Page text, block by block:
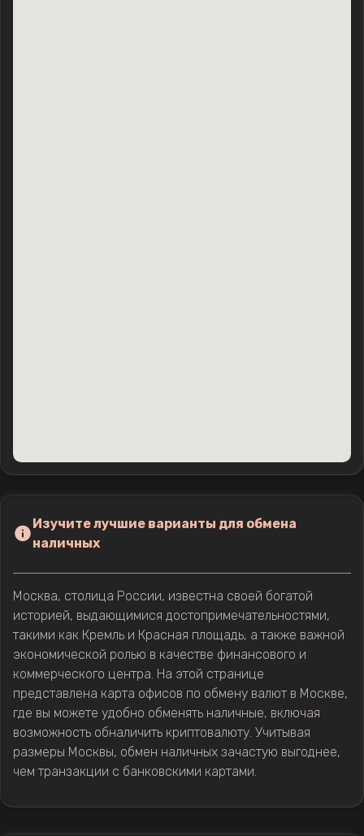
Изучите лучшие варианты для обмена
наличных
Москва, столица России, известна своей богатой
историей, выдающимися достопримечательностями,
такими как Кремль и Красная площадь, а также важной
экономической ролью в качестве финансового и
коммерческого центра. На этой странице
представлена карта офисов по обмену валют в Москве,
где вы можете удобно обменять наличные, включая
возможность обналичить криптовалюту. Учитывая
размеры Москвы, обмен наличных зачастую выгоднее,
чем транзакции с банковскими картами.